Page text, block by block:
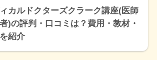
カルドクターズクラーク講座(医師
)の評判・口コミは？費用・教材・
紹介